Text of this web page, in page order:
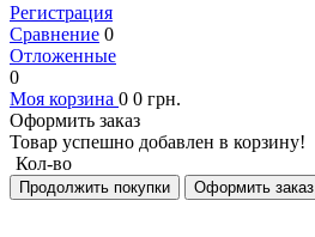
Регистрация
Сравнение 0
Отложенные
0
Моя корзина 0 0 грн.
Оформить заказ
Товар успешно добавлен в корзину!
Кол-во
Продолжить покупки Оформить заказ